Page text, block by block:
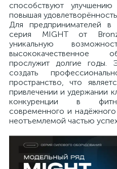
способствуют
повышая
Для предпринимателей в
серия MIGHT от
уникальную
высококачественное
прослужит долгие годы.
создать
пространство, что
привлечении и удержании
конкуренции в
современного и
неотъемлемой частью